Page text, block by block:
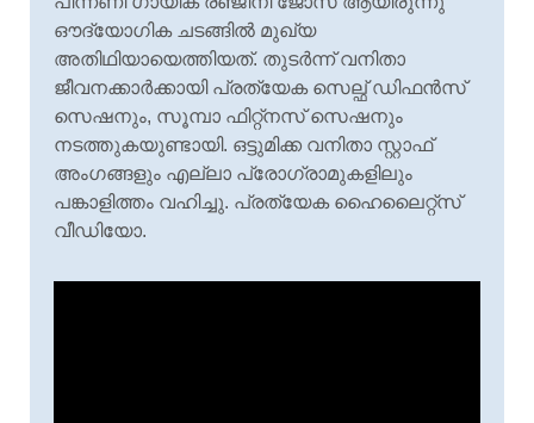
ഔദ്യോഗിക ചടങ്ങിൽ മുഖ്യ
അതിഥിയായെത്തിയത്. തുടർന്ന് വനിതാ
ജീവനക്കാർക്കായി പ്രത്യേക സെല്ഫ് ഡിഫൻസ്
സെഷനും, സൂമ്പാ ഫിറ്റ്നസ് സെഷനും
നടത്തുകയുണ്ടായി. ഒട്ടുമിക്ക വനിതാ സ്റ്റാഫ്
അംഗങ്ങളും എല്ലാ പ്രോഗ്രാമുകളിലും
പങ്കാളിത്തം വഹിച്ചു. പ്രത്യേക ഹൈലൈറ്റ്സ്
വീഡിയോ.